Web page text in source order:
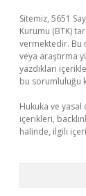
Sitemiz, 5651
Kurumu (BTK)
vermektedir. Bu
veya araştırma
yazdıkları
bu sorumluluğu
Hukuka ve
içerikleri,
halinde, ilgili